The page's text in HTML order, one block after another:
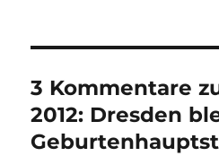
3 Kommentare
2012: Dresden